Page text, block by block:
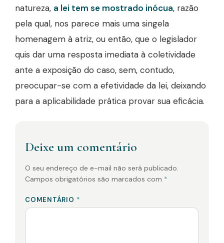
natureza, a lei tem se mostrado inócua, razão
pela qual, nos parece mais uma singela
homenagem à atriz, ou então, que o legislador
quis dar uma resposta imediata à coletividade
ante a exposição do caso, sem, contudo,
preocupar-se com a efetividade da lei, deixando
para a aplicabilidade prática provar sua eficácia.
Deixe um comentário
O seu endereço de e-mail não será publicado.
Campos obrigatórios são marcados com *
COMENTÁRIO *